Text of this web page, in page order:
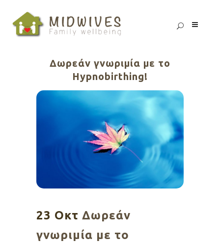
Δωρεάν γνωριμία με το
Hypnobirthing!
23 Οκτ Δωρεάν
γνωριμία με το